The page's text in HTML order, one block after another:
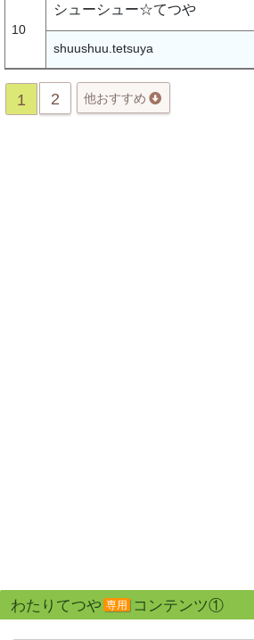
10
シューシュー☆てつや
shuushuu.tetsuya
1 2 他おすすめ
わたりてつや 専用 コンテンツ①